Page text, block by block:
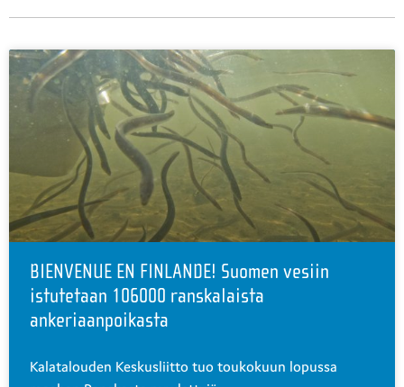
BIENVENUE EN FINLANDE! Suomen vesiin
istutetaan 106000 ranskalaista
ankeriaanpoikasta
Kalatalouden Keskusliitto tuo toukokuun lopussa